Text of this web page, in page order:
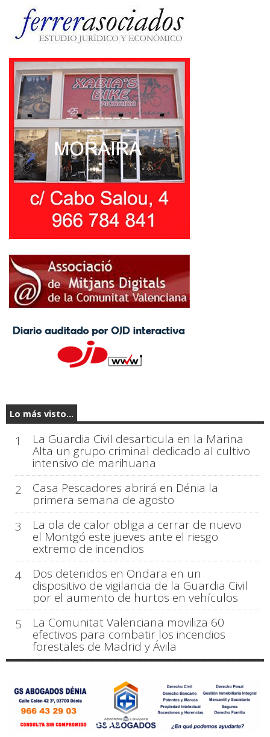
Lo más visto...
1 La Guardia Civil desarticula en la Marina
Alta un grupo criminal dedicado al cultivo
intensivo de marihuana
2
Casa Pescadores abrirá en Dénia la
primera semana de agosto
3
La ola de calor obliga a cerrar de nuevo
el Montgó este jueves ante el riesgo
extremo de incendios
4
Dos detenidos en Ondara en un
dispositivo de vigilancia de la Guardia Civil
por el aumento de hurtos en vehículos
5
La Comunitat Valenciana moviliza 60
efectivos para combatir los incendios
forestales de Madrid y Ávila